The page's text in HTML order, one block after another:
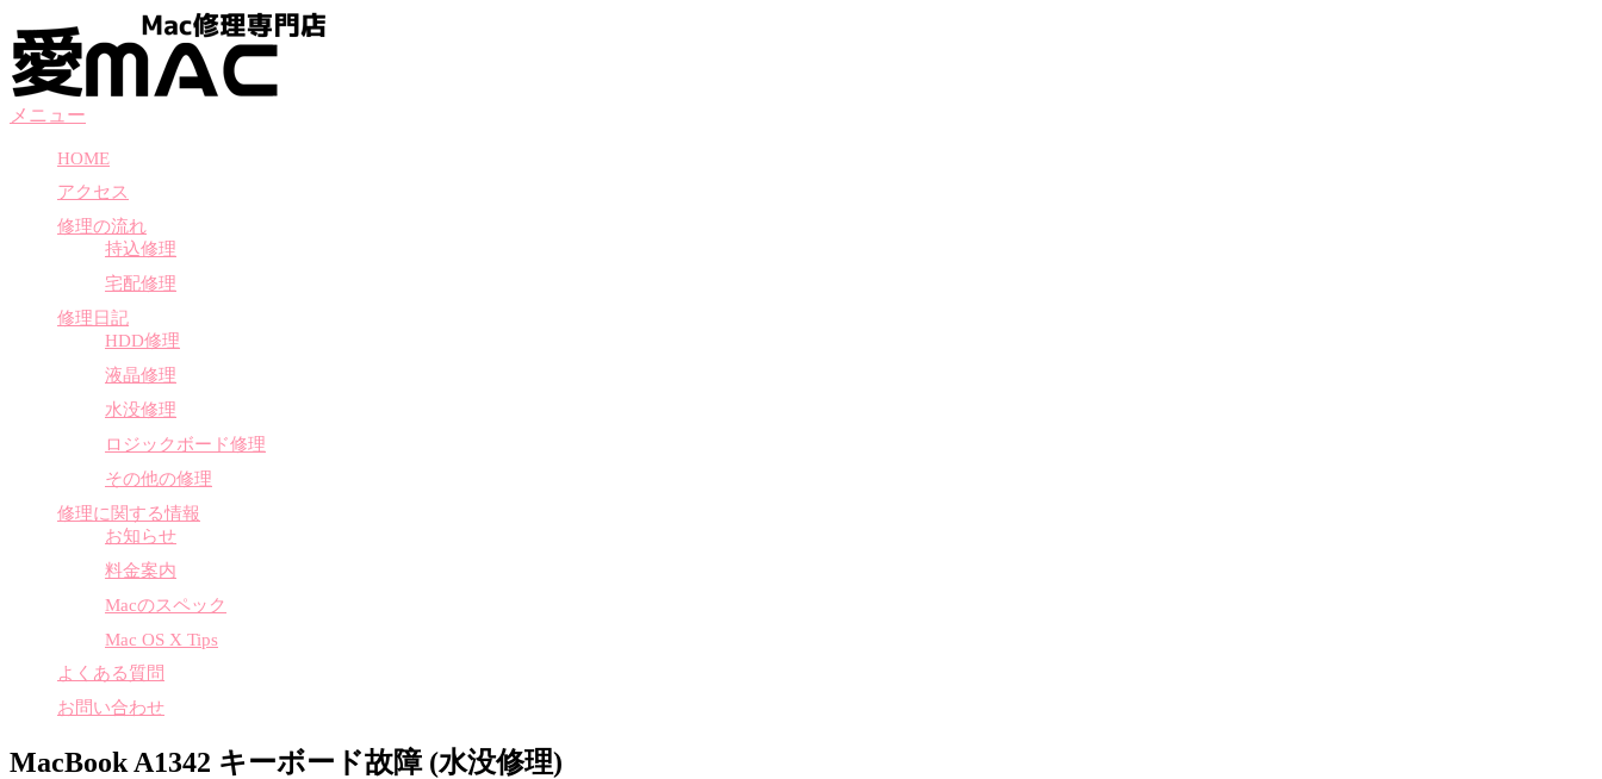
ン
テ
ン
ツ
メニュー
HOME
アクセス
修理の流れ
持込修理
宅配修理
修理日記
HDD修理
液晶修理
水没修理
ロジックボード修理
その他の修理
修理に関する情報
お知らせ
料金案内
Macのスペック
Mac OS X Tips
よくある質問
お問い合わせ
MacBook A1342 キーボード故障 (水没修理)